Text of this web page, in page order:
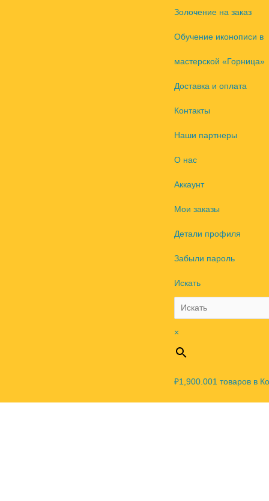
Золочение на заказ
Обучение иконописи в
мастерской «Горница»
Доставка и оплата
Контакты
Наши партнеры
О нас
Аккаунт
Мои заказы
Детали профиля
Забыли пароль
Искать
×
₽1,900.001товаров в